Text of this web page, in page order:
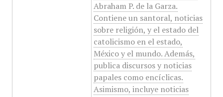
Abraham P. de la Garza.
Contiene un santoral, noticias
sobre religión, y el estado del
catolicismo en el estado,
México y el mundo. Además,
publica discursos y noticias
papales como encíclicas.
Asimismo, incluye noticias